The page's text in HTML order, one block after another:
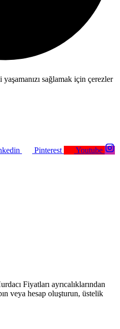
sağlamak için çerezler
Pinterest
Youtube
Fiyatları ayrıcalıklarından
veya hesap oluşturun, üstelik